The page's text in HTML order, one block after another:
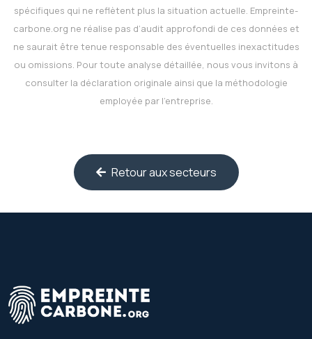
spécifiques qui ne reflètent plus la situation actuelle. Empreinte-
carbone.org ne réalise pas d’audit approfondi de ces données et
ne saurait être tenue responsable des éventuelles inexactitudes
ou omissions. Pour toute analyse détaillée, nous vous invitons à
consulter la déclaration originale ainsi que la méthodologie
employée par l’entreprise.
Retour aux secteurs